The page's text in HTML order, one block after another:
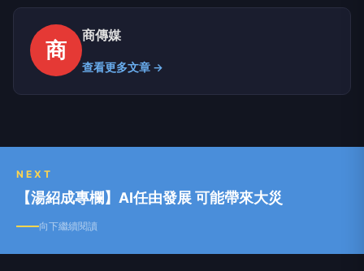
商
商傳媒
查看更多文章 →
NEXT
【湯紹成專欄】AI任由發展 可能帶來大災
向下繼續閱讀